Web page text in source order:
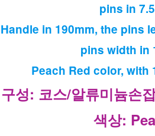
pins in
Handle in 190mm, the pins
pins width in
Peach Red color, with
구성: 코스/알류미늄손
색상: